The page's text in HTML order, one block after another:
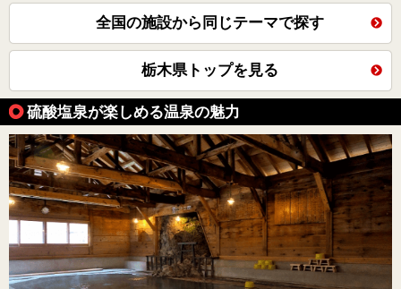
全国の施設から同じテーマで探す
栃木県トップを見る
硫酸塩泉が楽しめる温泉の魅力